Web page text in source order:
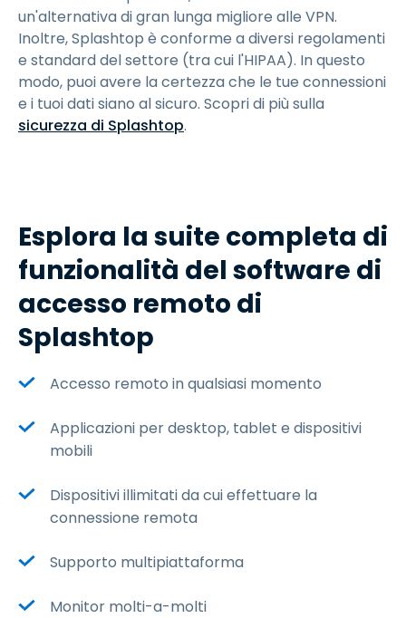
un'alternativa di gran lunga migliore alle VPN.
Inoltre, Splashtop è conforme a diversi regolamenti
e standard del settore (tra cui l'HIPAA). In questo
modo, puoi avere la certezza che le tue connessioni
e i tuoi dati siano al sicuro. Scopri di più sulla
sicurezza di Splashtop.
Esplora la suite completa di
funzionalità del software di
accesso remoto di
Splashtop
Accesso remoto in qualsiasi momento
Applicazioni per desktop, tablet e dispositivi
mobili
Dispositivi illimitati da cui effettuare la
connessione remota
Supporto multipiattaforma
Monitor molti-a-molti